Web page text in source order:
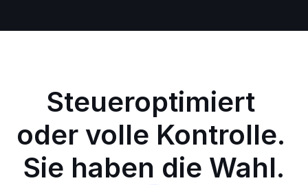
Steueroptimiert
oder volle Kontrolle.
Sie haben die Wahl.